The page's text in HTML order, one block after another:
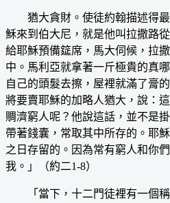
猶大貪財。使徒約翰描述得最
穌來到伯大尼，就是他叫拉撒路
給耶穌預備筵席，馬大伺候，拉
中。馬利亞就拿著一斤極貴的真
自己的頭髮去擦，屋裡就滿了膏
將要賣耶穌的加略人猶大，說：
賙濟窮人呢？他說這話，並不是
帶著錢囊，常取其中所存的。耶
之日存留的。因為常有窮人和你
我。」（約二1-8）
「當下，十二門徒裡有一個稱